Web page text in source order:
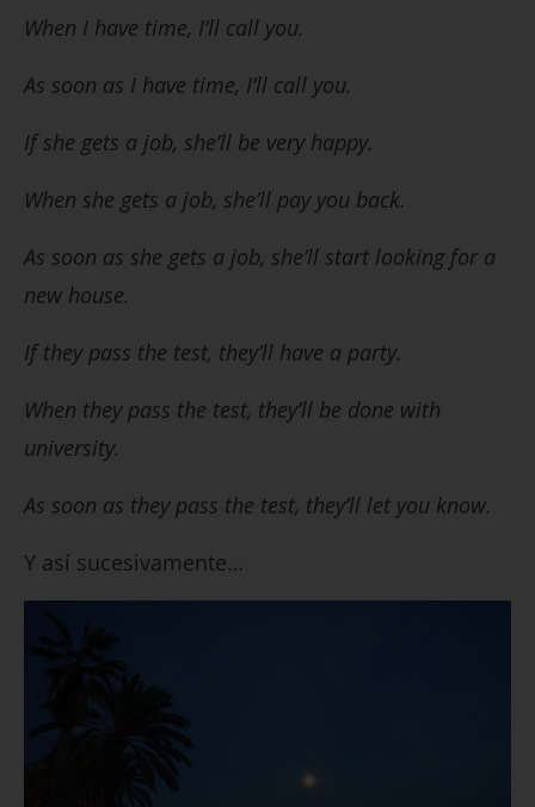
When I have time, I’ll call you.
As soon as I have time, I’ll call you.
If she gets a job, she’ll be very happy.
When she gets a job, she’ll pay you back.
As soon as she gets a job, she’ll start looking for a
new house.
If they pass the test, they’ll have a party.
When they pass the test, they’ll be done with
university.
As soon as they pass the test, they’ll let you know.
Y así sucesivamente…